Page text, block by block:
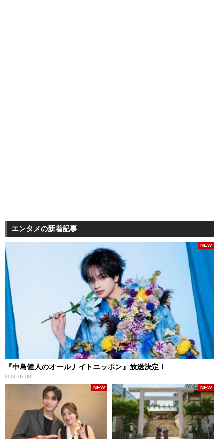
エンタメの新着記事
『中島健人のオールナイトニッポン』放送決定！
2026.08.08
NEW
NEW NEW